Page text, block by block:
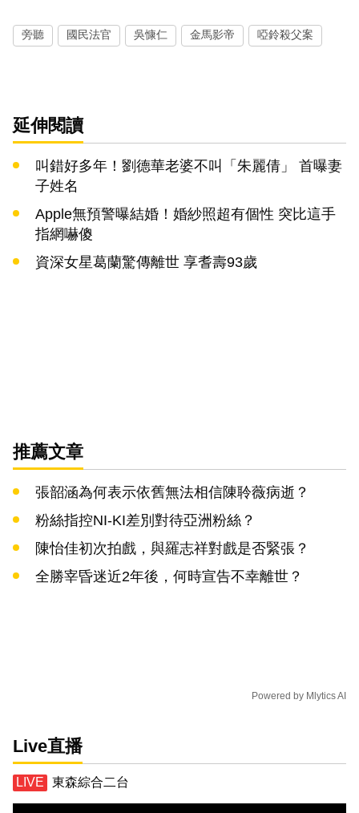
旁聽 國民法官 吳慷仁 金馬影帝 啞鈴殺父案
延伸閱讀
叫錯好多年！劉德華老婆不叫「朱麗倩」 首曝妻
子姓名
Apple無預警曝結婚！婚紗照超有個性 突比這手
指網嚇傻
資深女星葛蘭驚傳離世 享耆壽93歲
推薦文章
張韶涵為何表示依舊無法相信陳聆薇病逝？
粉絲指控NI-KI差別對待亞洲粉絲？
陳怡佳初次拍戲，與羅志祥對戲是否緊張？
全勝宰昏迷近2年後，何時宣告不幸離世？
Powered by Mlytics AI
Live直播
東森綜合二台